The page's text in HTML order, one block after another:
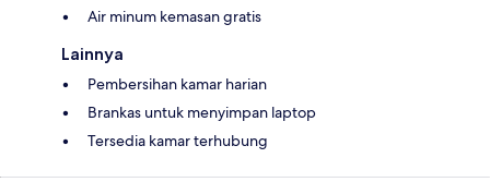
Air minum kemasan gratis
Lainnya
Pembersihan kamar harian
Brankas untuk menyimpan laptop
Tersedia kamar terhubung